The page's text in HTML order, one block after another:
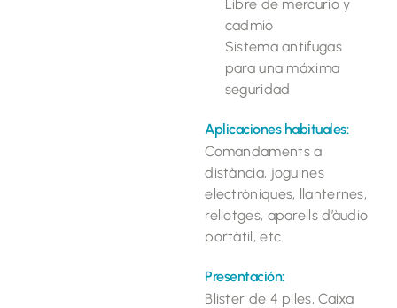
Libre de mercurio y
cadmio
Sistema antifugas
para una máxima
seguridad
Aplicaciones habituales:
Comandaments a
distància, joguines
electròniques, llanternes,
rellotges, aparells d’àudio
portàtil, etc.
Presentación:
Blister de 4 piles, Caixa